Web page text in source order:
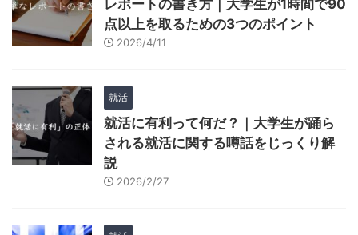
レポートの書き方｜大学生が1時間で90
点以上を取るための3つのポイント
2026/4/11
就活
就活に有利って何だ？｜大学生が踊ら
される就活に関する噂話をじっくり解
説
2026/2/27